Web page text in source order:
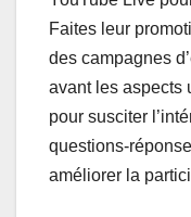
Faites leur
des campagnes
avant les aspects
pour susciter
questions-
améliorer la